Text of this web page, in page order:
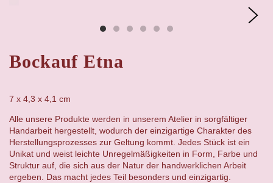
CONTENT STUDIO
Bockauf Etna
7 x 4,3 x 4,1 cm
Alle unsere Produkte werden in unserem Atelier in sorgfältiger
Handarbeit hergestellt, wodurch der einzigartige Charakter des
Herstellungsprozesses zur Geltung kommt. Jedes Stück ist ein
Unikat und weist leichte Unregelmäßigkeiten in Form, Farbe und
Struktur auf, die sich aus der Natur der handwerklichen Arbeit
ergeben. Das macht jedes Teil besonders und einzigartig.